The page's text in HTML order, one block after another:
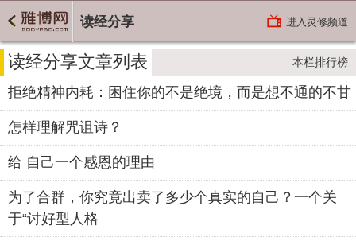
读经分享 进入灵修频道
读经分享文章列表 本栏排行榜
拒绝精神内耗：困住你的不是绝境，而是想不通的不甘
怎样理解咒诅诗？
给 自己一个感恩的理由
为了合群，你究竟出卖了多少个真实的自己？一个关
于“讨好型人格